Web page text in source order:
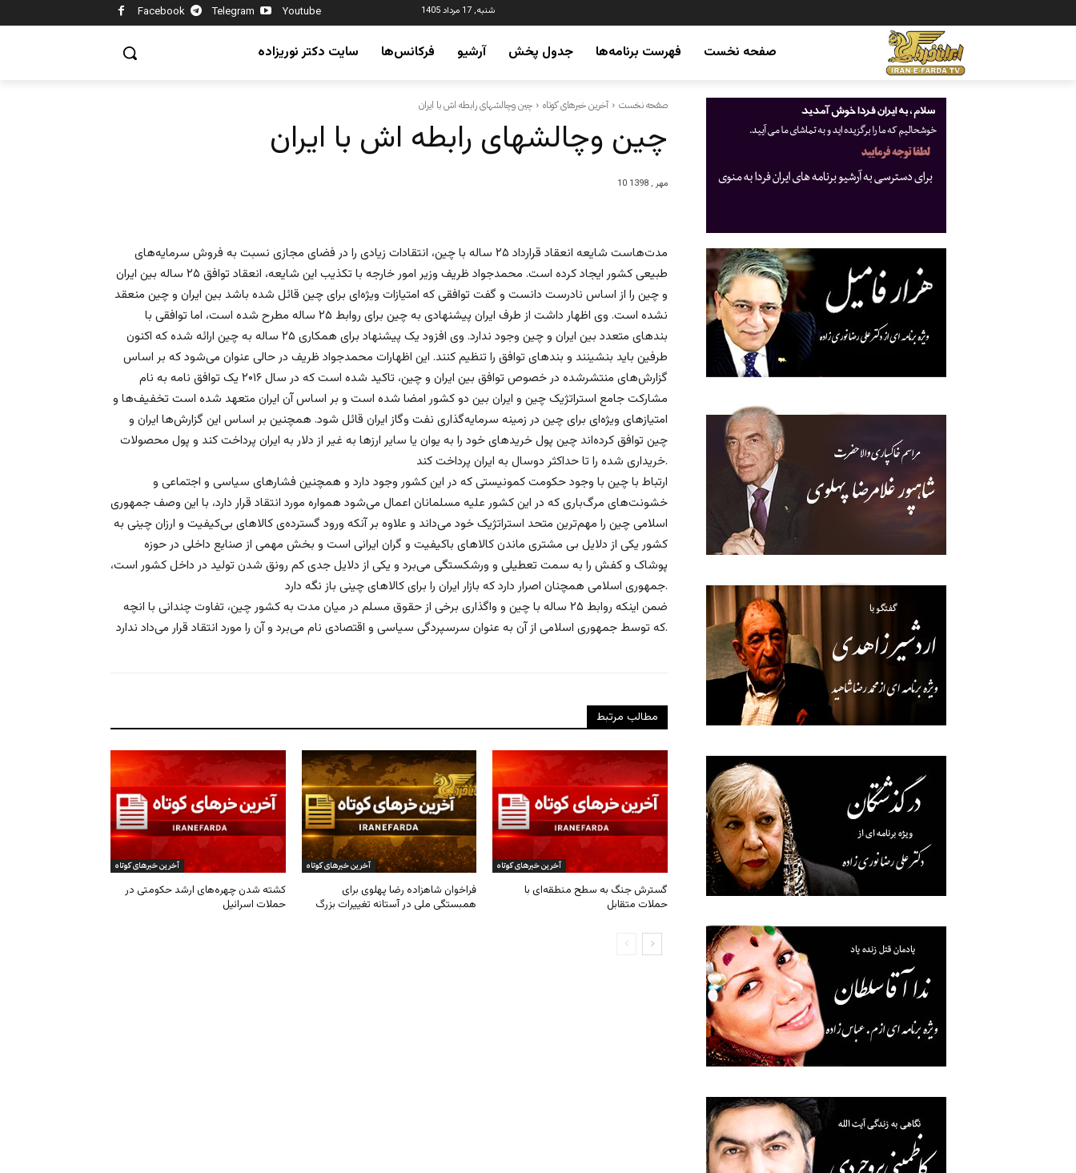
Facebook Telegram Youtube شنبه, 17 مرداد 1405
صفحه نخست فهرست برنامه‌ها جدول پخش آرشیو فرکانس‌ها سایت دکتر نوریزاده
صفحه نخست آخرین خبرهای کوتاه چین وچالشهای رابطه اش با ایران
چین وچالشهای رابطه اش با ایران
10 مهر , 1398
مدت‌هاست شایعه انعقاد قرارداد ۲۵ ساله با چین، انتقادات زیادی را در فضای مجازی نسبت به فروش سرمایه‌های
طبیعی کشور ایجاد کرده است. محمدجواد ظریف وزیر امور خارجه با تکذیب این شایعه، انعقاد توافق ۲۵ ساله بین ایران
و چین را از اساس نادرست دانست و گفت توافقی که امتیازات ویژه‌ای برای چین قائل شده باشد بین ایران و چین منعقد
نشده است. وی اظهار داشت از طرف ایران پیشنهادی به چین برای روابط ۲۵ ساله مطرح شده است، اما توافقی با
بندهای متعدد بین ایران و چین وجود ندارد. وی افزود یک پیشنهاد برای همکاری ۲۵ ساله به چین ارائه شده که اکنون
طرفین باید بنشینند و بندهای توافق را تنظیم کنند. این اظهارات محمدجواد ظریف در حالی عنوان می‌شود که بر اساس
گزارش‌های منتشرشده در خصوص توافق بین ایران و چین، تاکید شده است که در سال ۲۰۱۶ یک توافق نامه به نام
مشارکت جامع استراتژیک چین و ایران بین دو کشور امضا شده است و بر اساس آن ایران متعهد شده است تخفیف‌ها و
امتیازهای ویژه‌ای برای چین در زمینه سرمایه‌گذاری نفت وگاز ایران قائل شود. همچنین بر اساس این گزارش‌ها ایران و
چین توافق کرده‌اند چین پول خریدهای خود را به یوان یا سایر ارزها به غیر از دلار به ایران پرداخت کند و پول محصولات
خریداری شده را تا حداکثر دوسال به ایران پرداخت کند.
ارتباط با چین با وجود حکومت کمونیستی که در این کشور وجود دارد و همچنین فشارهای سیاسی و اجتماعی و
خشونت‌های مرگ‌باری که در این کشور علیه مسلمانان اعمال می‌شود همواره مورد انتقاد قرار دارد، با این وصف جمهوری
اسلامی چین را مهم‌ترین متحد استراتژیک خود می‌داند و علاوه بر آنکه ورود گسترده‌ی کالاهای بی‌کیفیت و ارزان چینی به
کشور یکی از دلایل بی مشتری ماندن کالاهای باکیفیت و گران ایرانی است و بخش مهمی از صنایع داخلی در حوزه
پوشاک و کفش را به سمت تعطیلی و ورشکستگی می‌برد و یکی از دلایل جدی کم رونق شدن تولید در داخل کشور است،‌
جمهوری اسلامی همچنان اصرار دارد که بازار ایران را برای کالاهای چینی باز نگه دارد.
ضمن اینکه روابط ۲۵ ساله با چین و واگذاری برخی از حقوق مسلم در میان مدت به کشور چین، تفاوت چندانی با انچه
که توسط جمهوری اسلامی از آن به عنوان سرسپردگی سیاسی و اقتصادی نام می‌برد و آن را مورد انتقاد قرار می‌داد ندارد.
مطالب مرتبط
آخرین خبرهای کوتاه
کشته شدن چهره‌های ارشد حکومتی در
حملات اسرائیل
آخرین خبرهای کوتاه
فراخوان شاهزاده رضا پهلوی برای
همبستگی ملی در آستانه تغییرات بزرگ
آخرین خبرهای کوتاه
گسترش جنگ به سطح منطقه‌ای با
حملات متقابل